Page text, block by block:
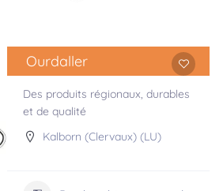
Ourdaller
Des produits régionaux, durables
et de qualité
Kalborn (Clervaux) (LU)